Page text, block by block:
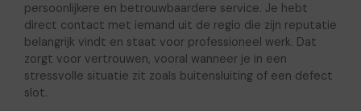
persoonlijkere en betrouwbaardere service. Je hebt
direct contact met iemand uit de regio die zijn reputatie
belangrijk vindt en staat voor professioneel werk. Dat
zorgt voor vertrouwen, vooral wanneer je in een
stressvolle situatie zit zoals buitensluiting of een defect
slot.